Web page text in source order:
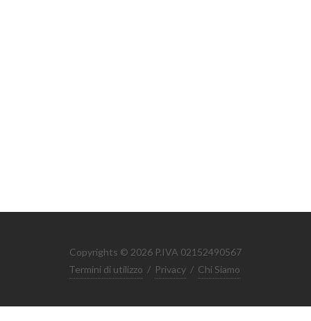
Copyrights © 2026 P.IVA 02152490567
Termini di utilizzo / Privacy / Chi Siamo